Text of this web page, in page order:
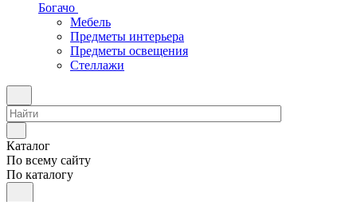
Богачо
Мебель
Предметы интерьера
Предметы освещения
Стеллажи
Каталог
По всему сайту
По каталогу